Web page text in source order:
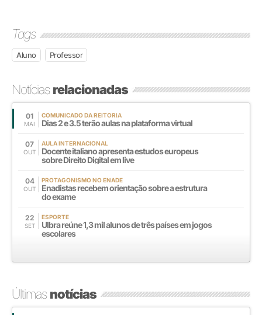
Tags
Aluno Professor
Notíciasrelacionadas
01
MAI
COMUNICADO DA REITORIA
Dias 2 e 3.5 terão aulas na plataforma virtual
07
OUT
AULA INTERNACIONAL
Docente italiano apresenta estudos europeus
sobre Direito Digital em live
04
OUT
PROTAGONISMO NO ENADE
Enadistas recebem orientação sobre a estrutura
do exame
22
SET
ESPORTE
Ulbra reúne 1,3 mil alunos de três países em jogos
escolares
Últimasnotícias